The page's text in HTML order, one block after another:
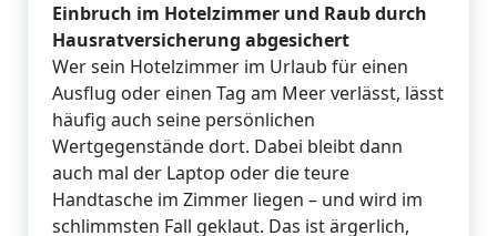
Einbruch im Hotelzimmer und Raub durch
Hausratversicherung abgesichert
Wer sein Hotelzimmer im Urlaub für einen
Ausflug oder einen Tag am Meer verlässt, lässt
häufig auch seine persönlichen
Wertgegenstände dort. Dabei bleibt dann
auch mal der Laptop oder die teure
Handtasche im Zimmer liegen – und wird im
schlimmsten Fall geklaut. Das ist ärgerlich,